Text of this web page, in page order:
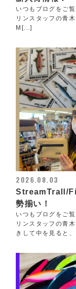
いつもブログをご
リンスタッフの青
M[...]
2026.08.03
StreamTrall/
勢揃い！
いつもブログをご
リンスタッフの青
きして中を見ると